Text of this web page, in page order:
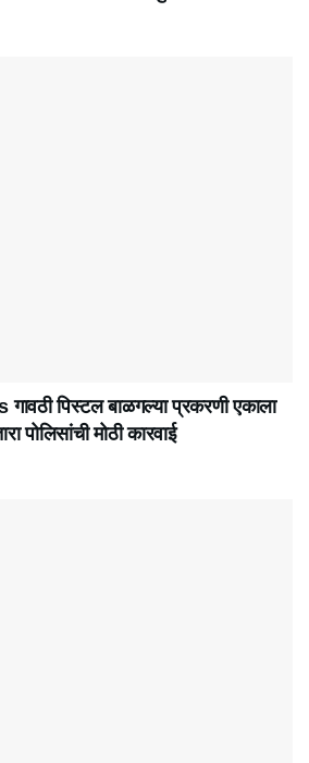
पिस्टल बाळगल्या प्रकरणी एकाला
पोलिसांची मोठी कारवाई